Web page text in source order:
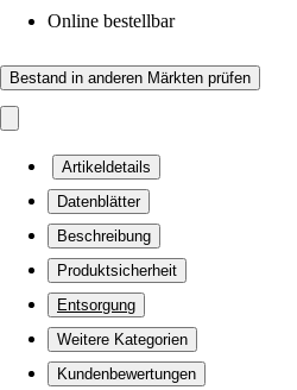
Online bestellbar
Bestand in anderen Märkten prüfen
Artikeldetails
Datenblätter
Beschreibung
Produktsicherheit
Entsorgung
Weitere Kategorien
Kundenbewertungen